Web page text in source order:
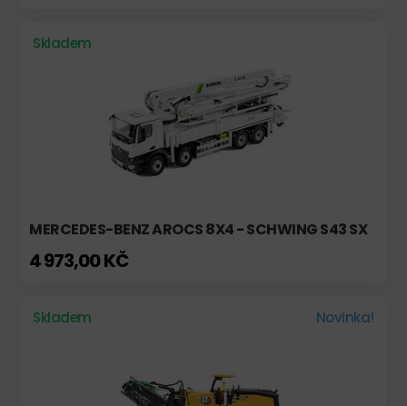
Skladem
MERCEDES-BENZ AROCS 8X4 - SCHWING S43 SX
4 973,00 KČ
Skladem Novinka!